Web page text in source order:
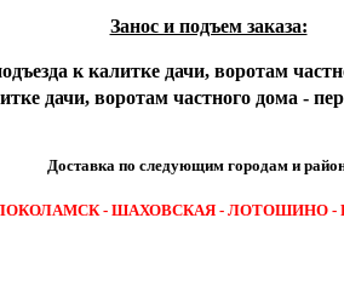
Занос и подъем заказа:
к калитке дачи, воротам
дачи, воротам частного дома -
Доставка по следующим городам и
- ШАХОВСКАЯ - ЛОТОШИНО -